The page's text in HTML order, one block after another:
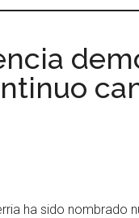
ha sido nombrado